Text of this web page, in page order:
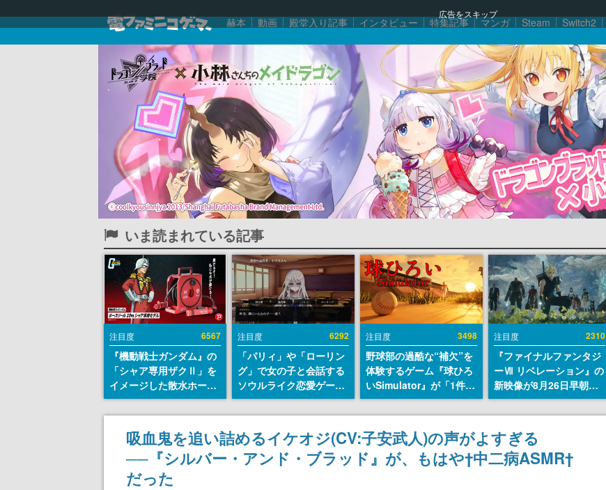
広告をスキップ
赫本 動画 殿堂入り記事 インタビュー 特集記事 マンガ Steam Switch2
いま読まれている記事
注目度 6567
『機動戦士ガンダム』の
「シャア専用ザクⅡ」を
イメージした散水ホース
リールが予約開始。本体
にはシャアのパーソナル
マークやジオン公国軍の
エンブレム、型式番号な
どを配置
注目度 6292
「パリィ」や「ローリン
グ」で女の子と会話する
ソウルライク恋愛ゲーム
『小早川さんはソウルラ
イク』無料公開。返事に
失敗すると「YOU
DIED」
注目度 3498
野球部の過酷な“補欠”を
体験するゲーム『球ひろ
いSimulator』が「1件」
のウィッシュリストをも
とにチェコ語に対応し
SNSで話題に。『キング
ダム・カム』開発元やチ
ェコのプロ野球選手から
注目度 2310
『ファイナルファンタジ
ーⅦ リベレーション』の
新映像が8月26日早朝に
公開へ。『FF7』リメイ
クシリーズの完結編、
「gamescom」のオープ
ニングナイトライブにて
ディレクターの浜口直樹
吸血鬼を追い詰めるイケオジ(CV:子安武人)の声がよすぎる
──『シルバー・アンド・ブラッド』が、もはや†中二病ASMR†
だった